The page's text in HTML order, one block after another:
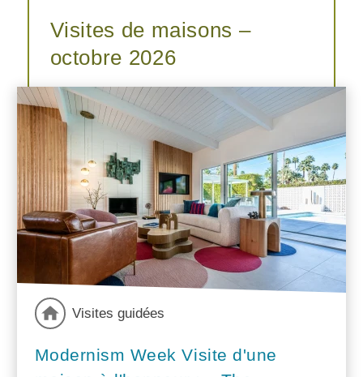
Visites de maisons –
octobre 2026
Visites guidées
Modernism Week Visite d'une